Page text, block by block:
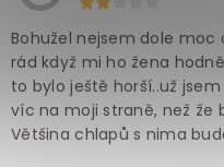
Bohužel nejsem dole
rád když mi ho žena
to bylo ještě horší..už
víc na moji straně, než že
Většina chlapů s nima